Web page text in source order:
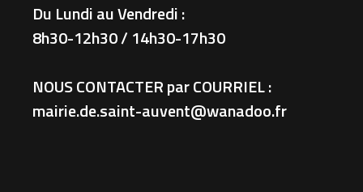
Du Lundi au Vendredi :
8h30-12h30 / 14h30-17h30
NOUS CONTACTER par COURRIEL :
mairie.de.saint-auvent@wanadoo.fr